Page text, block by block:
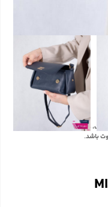
ممکن است رنگ محصولات در